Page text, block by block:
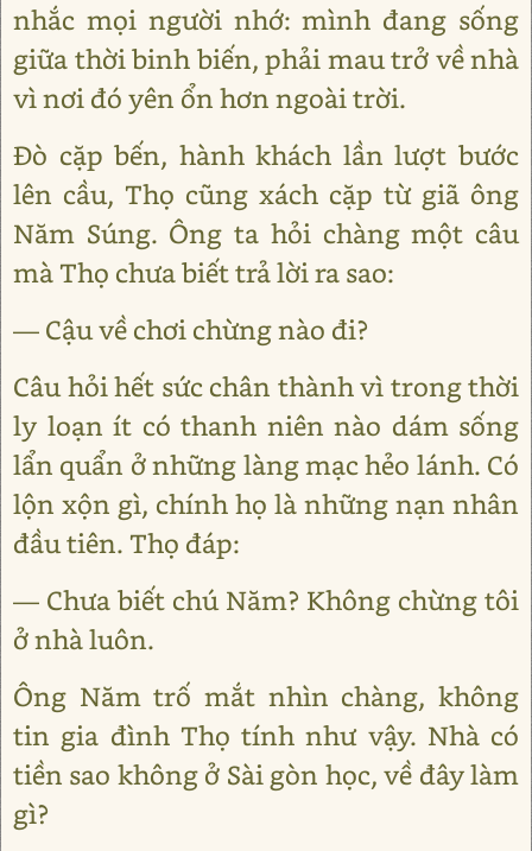
nhắc mọi người nhớ: mình đang sống
giữa thời binh biến, phải mau trở về nhà
vì nơi đó yên ổn hơn ngoài trời.
Đò cặp bến, hành khách lần lượt bước
lên cầu, Thọ cũng xách cặp từ giã ông
Năm Súng. Ông ta hỏi chàng một câu
mà Thọ chưa biết trả lời ra sao:
— Cậu về chơi chừng nào đi?
Câu hỏi hết sức chân thành vì trong thời
ly loạn ít có thanh niên nào dám sống
lẩn quẩn ở những làng mạc hẻo lánh. Có
lộn xộn gì, chính họ là những nạn nhân
đầu tiên. Thọ đáp:
— Chưa biết chú Năm? Không chừng tôi
ở nhà luôn.
Ông Năm trố mắt nhìn chàng, không
tin gia đình Thọ tính như vậy. Nhà có
tiền sao không ở Sài gòn học, về đây làm
gì?